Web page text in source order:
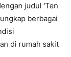
judul ‘Ten
berbagai
di rumah sakit